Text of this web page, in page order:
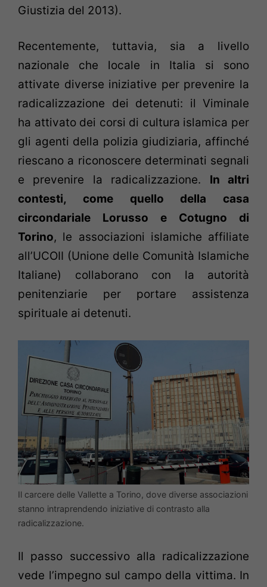
Giustizia del 2013).
Recentemente, tuttavia, sia a livello
nazionale che locale in Italia si sono
attivate diverse iniziative per prevenire la
radicalizzazione dei detenuti: il Viminale
ha attivato dei corsi di cultura islamica per
gli agenti della polizia giudiziaria, affinché
riescano a riconoscere determinati segnali
e prevenire la radicalizzazione. In altri
contesti, come quello della casa
circondariale Lorusso e Cotugno di
Torino, le associazioni islamiche affiliate
all’UCOII (Unione delle Comunità Islamiche
Italiane) collaborano con la autorità
penitenziarie per portare assistenza
spirituale ai detenuti.
Il carcere delle Vallette a Torino, dove diverse associazioni
stanno intraprendendo iniziative di contrasto alla
radicalizzazione.
Il passo successivo alla radicalizzazione
vede l’impegno sul campo della vittima. In